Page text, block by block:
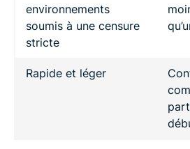
environnements
soumis à une censure
stricte
Rapide et léger